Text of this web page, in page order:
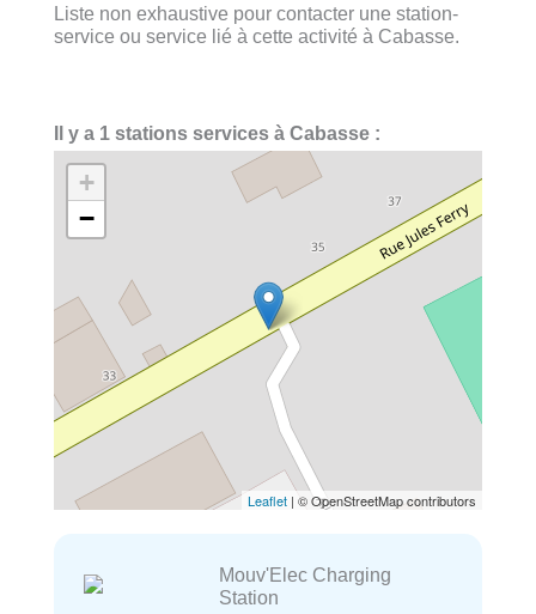
Liste non exhaustive pour contacter une station-
service ou service lié à cette activité à Cabasse.
Il y a 1 stations services à Cabasse :
+
−
Leaflet | © OpenStreetMap contributors
Mouv'Elec Charging
Station